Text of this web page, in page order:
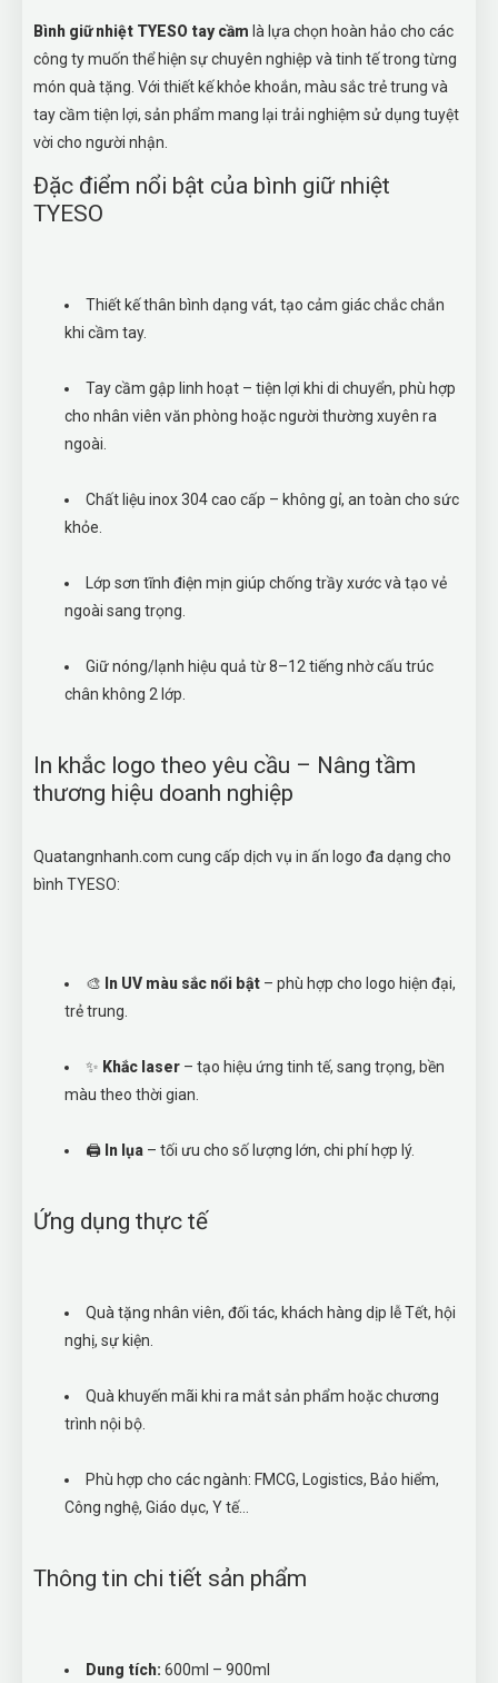
Bình giữ nhiệt TYESO tay cầm là lựa chọn hoàn hảo cho các
công ty muốn thể hiện sự chuyên nghiệp và tinh tế trong từng
món quà tặng. Với thiết kế khỏe khoắn, màu sắc trẻ trung và
tay cầm tiện lợi, sản phẩm mang lại trải nghiệm sử dụng tuyệt
vời cho người nhận.
Đặc điểm nổi bật của bình giữ nhiệt
TYESO
Thiết kế thân bình dạng vát, tạo cảm giác chắc chắn
khi cầm tay.
Tay cầm gập linh hoạt – tiện lợi khi di chuyển, phù hợp
cho nhân viên văn phòng hoặc người thường xuyên ra
ngoài.
Chất liệu inox 304 cao cấp – không gỉ, an toàn cho sức
khỏe.
Lớp sơn tĩnh điện mịn giúp chống trầy xước và tạo vẻ
ngoài sang trọng.
Giữ nóng/lạnh hiệu quả từ 8–12 tiếng nhờ cấu trúc
chân không 2 lớp.
In khắc logo theo yêu cầu – Nâng tầm
thương hiệu doanh nghiệp
Quatangnhanh.com cung cấp dịch vụ in ấn logo đa dạng cho
bình TYESO:
🎨 In UV màu sắc nổi bật – phù hợp cho logo hiện đại,
trẻ trung.
✨ Khắc laser – tạo hiệu ứng tinh tế, sang trọng, bền
màu theo thời gian.
🖨️ In lụa – tối ưu cho số lượng lớn, chi phí hợp lý.
Ứng dụng thực tế
Quà tặng nhân viên, đối tác, khách hàng dịp lễ Tết, hội
nghị, sự kiện.
Quà khuyến mãi khi ra mắt sản phẩm hoặc chương
trình nội bộ.
Phù hợp cho các ngành: FMCG, Logistics, Bảo hiểm,
Công nghệ, Giáo dục, Y tế…
Thông tin chi tiết sản phẩm
Dung tích: 600ml – 900ml